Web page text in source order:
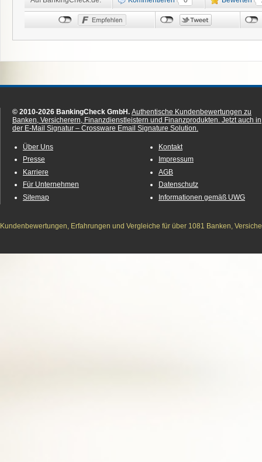
© 2010-2026 BankingCheck GmbH. Authentische Kundenbewertungen zu
Banken, Versicherern, Finanzdienstleistern und Finanzprodukten. Jetzt auch in
der E-Mail Signatur – Crossware Email Signature Solution.
Über Uns
Presse
Karriere
Für Unternehmen
Sitemap
Kontakt
Impressum
AGB
Datenschutz
Informationen gemäß UWG
Kundenbewertungen, Erfahrungen und Vergleiche für über 1081 Banken,